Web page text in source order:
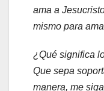
ama a
mismo para
¿Qué significa
Que sepa
manera, me